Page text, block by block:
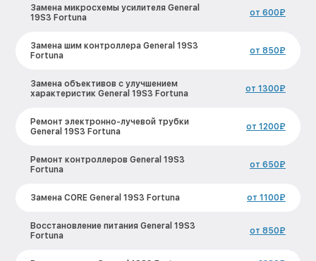
Замена микросхемы усилителя General
19S3 Fortuna
от 600₽
Замена шим контроллера General 19S3
Fortuna
от 850₽
Замена объективов с улучшением
характеристик General 19S3 Fortuna
от 1300₽
Ремонт электронно-лучевой трубки
General 19S3 Fortuna
от 1200₽
Ремонт контроллеров General 19S3
Fortuna
от 650₽
Замена CORE General 19S3 Fortuna от 1100₽
Восстановление питания General 19S3
Fortuna
от 850₽